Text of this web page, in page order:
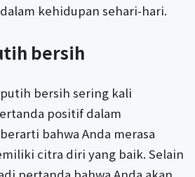
kehidupan sehari-hari.
bersih
bersih sering kali
positif dalam
bahwa Anda merasa
citra diri yang baik. Selain